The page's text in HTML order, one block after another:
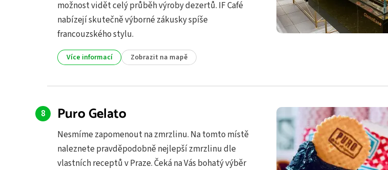
možnost vidět celý průběh výroby dezertů. IF Café
nabízejí skutečně výborné zákusky spíše
francouzského sty­lu.
Více informací Zobrazit na mapě
Puro Gelato
Nesmíme zapomenout na zmrzlinu. Na tomto místě
naleznete pravděpodobně nejlepší zmrzlinu dle
vlastních receptů v Praze. Čeká na Vás bohatý výběr